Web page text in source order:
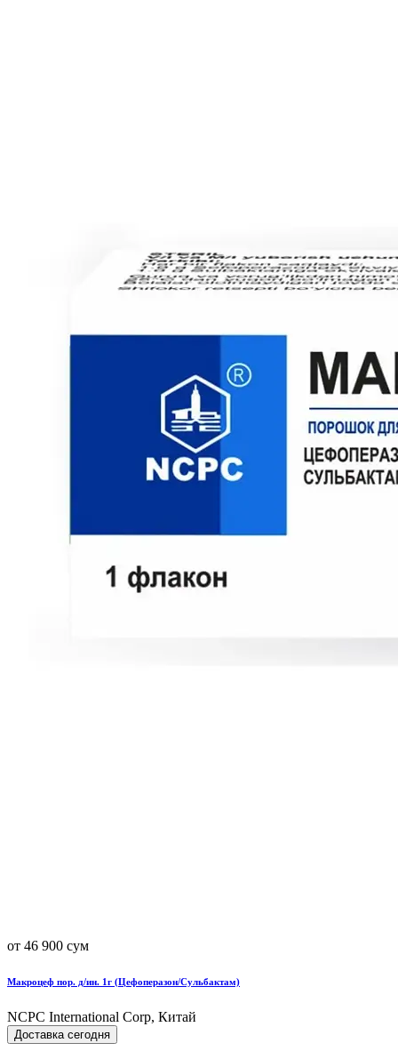
от 46 900 сум
Макроцеф пор. д/ин. 1г (Цефоперазон/Сульбактам)
NCPC International Corp, Китай
Доставка сегодня